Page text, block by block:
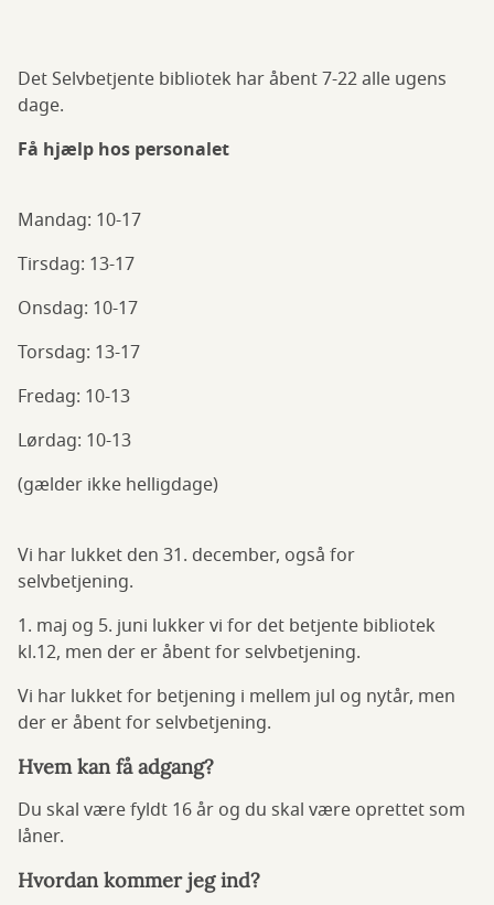
Det Selvbetjente bibliotek har åbent 7-22 alle ugens
dage.
Få hjælp hos personalet
Mandag: 10-17
Tirsdag: 13-17
Onsdag: 10-17
Torsdag: 13-17
Fredag: 10-13
Lørdag: 10-13
(gælder ikke helligdage)
Vi har lukket den 31. december, også for
selvbetjening.
1. maj og 5. juni lukker vi for det betjente bibliotek
kl.12, men der er åbent for selvbetjening.
Vi har lukket for betjening i mellem jul og nytår, men
der er åbent for selvbetjening.
Hvem kan få adgang?
Du skal være fyldt 16 år og du skal være oprettet som
låner.
Hvordan kommer jeg ind?